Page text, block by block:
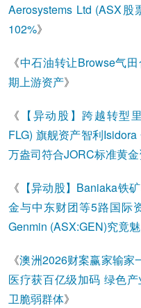
Aerosystems Ltd (ASX
102%》
《中石油转让Browse气
期上游资产》
《 【异动股】跨越转型
FLG) 旗舰资产智利
万盎司符合JORC标准黄
《 【异动股】Baniaka铁
金与中东财团等5路国际
Genmin (ASX:GEN)究竟
《澳洲2026财案赢家输家
医疗获百亿级加码 绿色
卫脆弱群体》